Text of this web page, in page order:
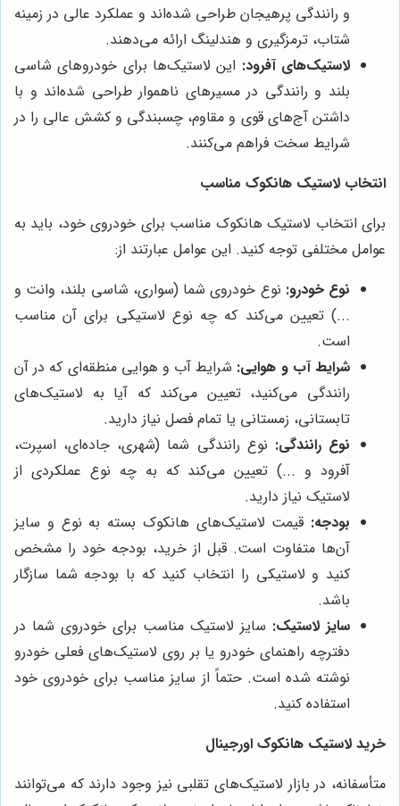
و رانندگی پرهیجان طراحی شده‌اند و عملکرد عالی در زمینه
شتاب، ترمزگیری و هندلینگ ارائه می‌دهند.
لاستیک‌های آفرود: این لاستیک‌ها برای خودروهای شاسی
بلند و رانندگی در مسیرهای ناهموار طراحی شده‌اند و با
داشتن آج‌های قوی و مقاوم، چسبندگی و کشش عالی را در
شرایط سخت فراهم می‌کنند.
انتخاب لاستیک هانکوک مناسب
برای انتخاب لاستیک هانکوک مناسب برای خودروی خود، باید به
عوامل مختلفی توجه کنید. این عوامل عبارتند از:
نوع خودرو: نوع خودروی شما (سواری، شاسی بلند، وانت و
...) تعیین می‌کند که چه نوع لاستیکی برای آن مناسب
است.
شرایط آب و هوایی: شرایط آب و هوایی منطقه‌ای که در آن
رانندگی می‌کنید، تعیین می‌کند که آیا به لاستیک‌های
تابستانی، زمستانی یا تمام فصل نیاز دارید.
نوع رانندگی: نوع رانندگی شما (شهری، جاده‌ای، اسپرت،
آفرود و ...) تعیین می‌کند که به چه نوع عملکردی از
لاستیک نیاز دارید.
بودجه: قیمت لاستیک‌های هانکوک بسته به نوع و سایز
آن‌ها متفاوت است. قبل از خرید، بودجه خود را مشخص
کنید و لاستیکی را انتخاب کنید که با بودجه شما سازگار
باشد.
سایز لاستیک: سایز لاستیک مناسب برای خودروی شما در
دفترچه راهنمای خودرو یا بر روی لاستیک‌های فعلی خودرو
نوشته شده است. حتماً از سایز مناسب برای خودروی خود
استفاده کنید.
خرید لاستیک هانکوک اورجینال
متأسفانه، در بازار لاستیک‌های تقلبی نیز وجود دارند که می‌توانند